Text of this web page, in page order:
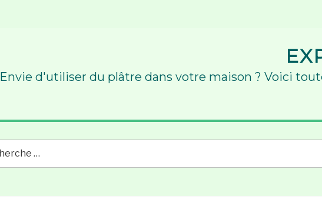
Envie d'utiliser du plâtre dans votre maison ? Voici